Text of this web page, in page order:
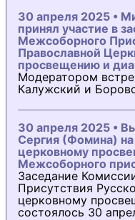
30 апреля 2025 •
принял участие в
Межсоборного
Православной
просвещению и
Модератором
Калужский и
30 апреля 2025 •
Сергия (Фомина)
церковному
Межсоборного
Заседание
Присутствия
церковному
состоялось 30